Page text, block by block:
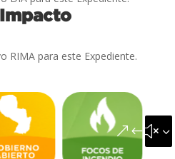
RIMA para este Expediente.